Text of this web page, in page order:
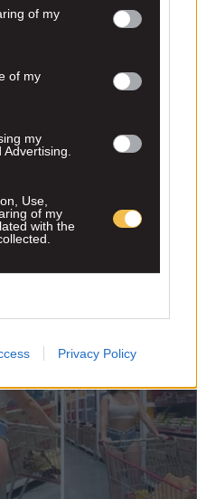
of my
of my
my
Use,
of my
with the
Privacy Policy